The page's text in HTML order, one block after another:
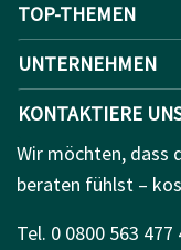
TOP-THEMEN
UNTERNEHMEN
KONTAKTIERE
Wir möchten, dass
beraten fühlst –
Tel. 0 0800 563 477